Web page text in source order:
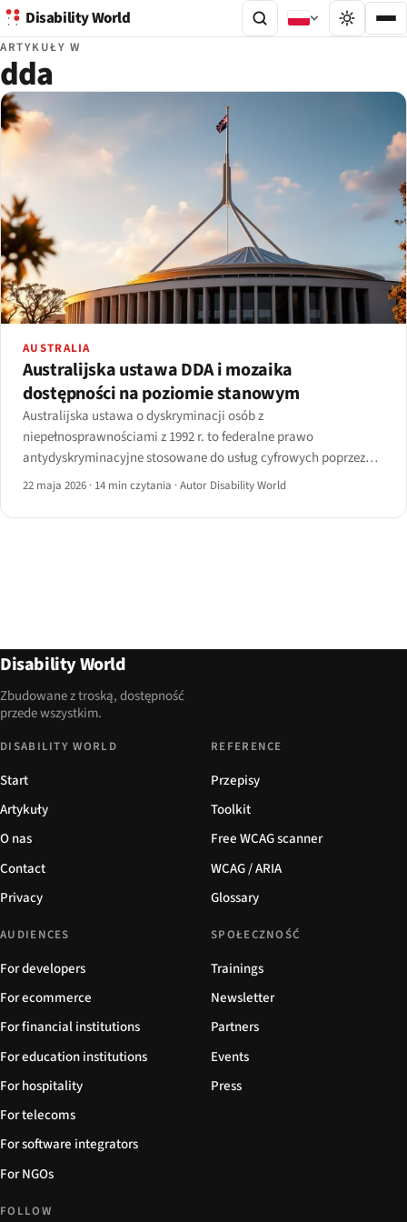
Disability World
ARTYKUŁY W
dda
AUSTRALIA
Australijska ustawa DDA i mozaika
dostępności na poziomie stanowym
Australijska ustawa o dyskryminacji osób z
niepełnosprawnościami z 1992 r. to federalne prawo
antydyskryminacyjne stosowane do usług cyfrowych poprzez
orzecznictwo od sprawy Maguire przeciwko SOCOG (2000).
22 maja 2026 · 14 min czytania ·Autor Disability World
Disability World
Zbudowane z troską, dostępność
przede wszystkim.
DISABILITY WORLD
Start
Artykuły
O nas
Contact
Privacy
REFERENCE
Przepisy
Toolkit
Free WCAG scanner
WCAG / ARIA
Glossary
AUDIENCES
For developers
For ecommerce
For financial institutions
For education institutions
For hospitality
For telecoms
For software integrators
For NGOs
SPOŁECZNOŚĆ
Trainings
Newsletter
Partners
Events
Press
FOLLOW